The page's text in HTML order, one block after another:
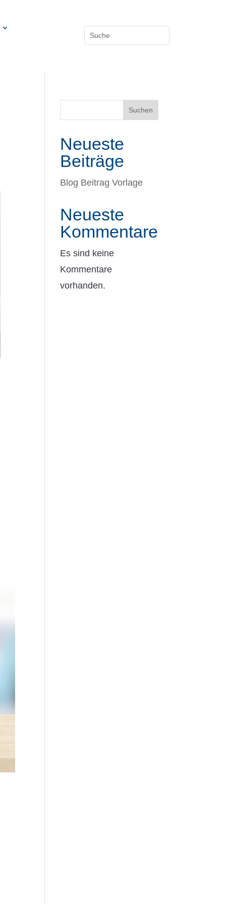
Suchen
Neueste
Beiträge
Blog Beitrag Vorlage
Neueste
Kommentare
Es sind keine
Kommentare
vorhanden.